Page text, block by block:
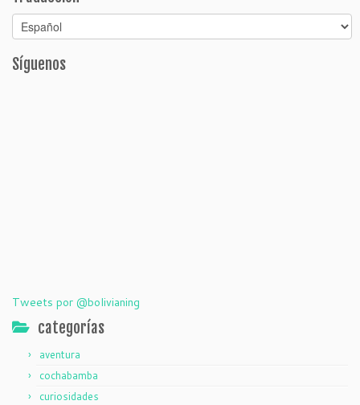
Síguenos
Tweets por @bolivianing
categorías
aventura
cochabamba
curiosidades